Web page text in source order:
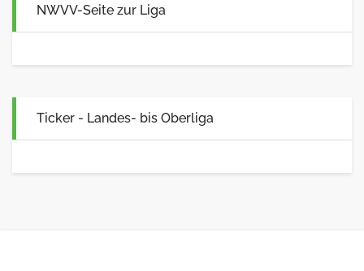
NWVV-Seite zur Liga
Ticker - Landes- bis Oberliga